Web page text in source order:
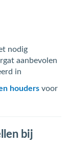
nodig
aanbevolen
in
houders voor
bij